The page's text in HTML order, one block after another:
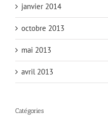
janvier 2014
octobre 2013
mai 2013
avril 2013
Catégories